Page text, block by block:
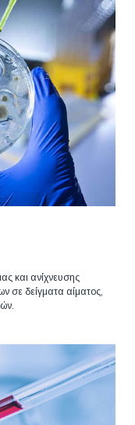
και ανίχνευσης
σε δείγματα αίματος,